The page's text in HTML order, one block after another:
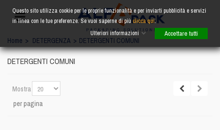
Home > DETERGENZA > DETERGENTI COMUNI
DETERGENTI COMUNI
Mostra
per pagina
Questo sito utilizza cookie per le proprie funzionalità e per inviarti pubblicità e servizi
in linea con le tue preferenze. Se vuoi saperne di più clicca qui.
Ulteriori informazioni
Accettare tutti